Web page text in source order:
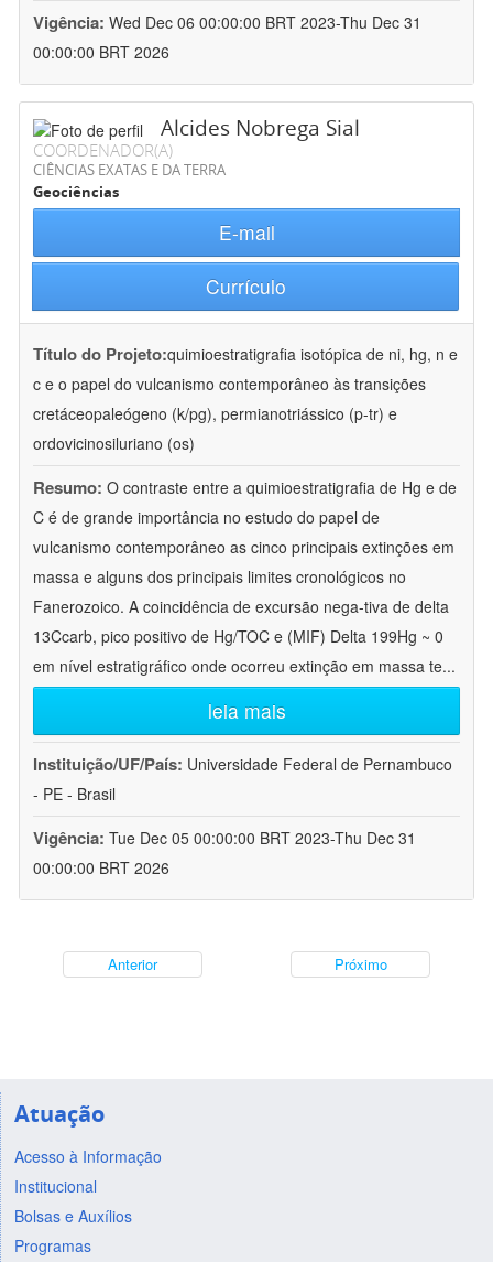
Vigência: Wed Dec 06 00:00:00 BRT 2023-Thu Dec 31
00:00:00 BRT 2026
Alcides Nobrega Sial
COORDENADOR(A)
CIÊNCIAS EXATAS E DA TERRA
Geociências
E-mail
Currículo
Título do Projeto:quimioestratigrafia isotópica de ni, hg, n e
c e o papel do vulcanismo contemporâneo às transições
cretáceopaleógeno (k/pg), permianotriássico (p-tr) e
ordovicinosiluriano (os)
Resumo: O contraste entre a quimioestratigrafia de Hg e de
C é de grande importância no estudo do papel de
vulcanismo contemporâneo as cinco principais extinções em
massa e alguns dos principais limites cronológicos no
Fanerozoico. A coincidência de excursão nega-tiva de delta
13Ccarb, pico positivo de Hg/TOC e (MIF) Delta 199Hg ~ 0
em nível estratigráfico onde ocorreu extinção em massa te...
leia mais
Instituição/UF/País: Universidade Federal de Pernambuco
- PE - Brasil
Vigência: Tue Dec 05 00:00:00 BRT 2023-Thu Dec 31
00:00:00 BRT 2026
Anterior Próximo
Atuação
Acesso à Informação
Institucional
Bolsas e Auxílios
Programas